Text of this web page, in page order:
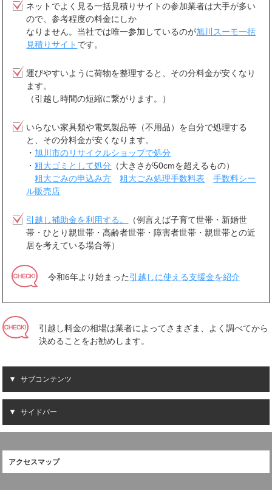
ネットでよく見る一括見積りサイトの参加業者は大手が多い
ので、参考程度の料金にしか
なりません。当社では唯一参加しているのが旭川スーモ一括
見積りサイト です。
運びやすいように荷物を整理すると、その分料金が安くなり
ます。
（引越し時間の短縮に繋がります。）
いらない家具類や電気製品等（不用品）を自分で処理する
と、その分料金が安くなります。
・旭川市のリサイクルショップで処分
・粗大ゴミとして処分 （大きさが50cmを超えるもの）
粗大ごみの申込み方
粗大ごみ処理手数料表
手数料シー
ル販売店
引越し補助金を利用する。
（例言えば子育て世帯・新婚世
帯・ひとり親世帯・高齢者世帯・障害者世帯・親世帯との近
居を考えている場合等）
令和6年より始まった引越しに使える支援金を紹介
引越し料金の相場は業者によってさまざま、よく調べてから
決めることをお勧めします。
サブコンテンツ
サイドバー
アクセスマップ